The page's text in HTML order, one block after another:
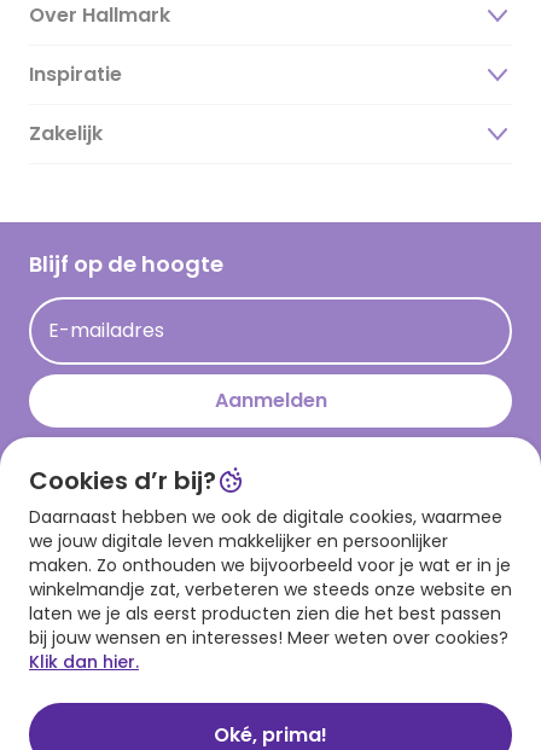
Over Hallmark
Over ons
Duurzaamheid
Hallmark Kaartclub
Acties
Persberichten
Hallmark en Kinderpostzegels
Inspiratie
Magazine
Cadeau inspiratie
Kaartinspiratie
Zakelijk
Blijf op de hoogte
E-mailadres
Aanmelden
Download onze app
Cookies d’r bij?
Daarnaast hebben we ook de digitale cookies, waarmee
we jouw digitale leven makkelijker en persoonlijker
maken. Zo onthouden we bijvoorbeeld voor je wat er in je
winkelmandje zat, verbeteren we steeds onze website en
laten we je als eerst producten zien die het best passen
bij jouw wensen en interesses! Meer weten over cookies?
Klik dan hier.
Oké, prima!